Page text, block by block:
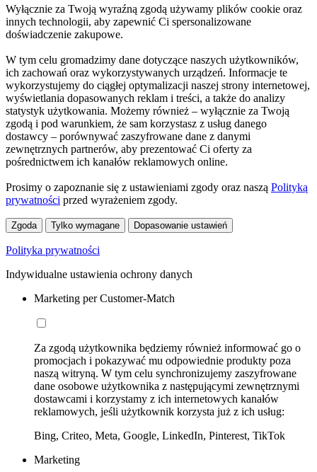
Wyłącznie za Twoją wyraźną zgodą używamy plików cookie oraz
innych technologii, aby zapewnić Ci spersonalizowane
doświadczenie zakupowe.
W tym celu gromadzimy dane dotyczące naszych użytkowników,
ich zachowań oraz wykorzystywanych urządzeń. Informacje te
wykorzystujemy do ciągłej optymalizacji naszej strony internetowej,
wyświetlania dopasowanych reklam i treści, a także do analizy
statystyk użytkowania. Możemy również – wyłącznie za Twoją
zgodą i pod warunkiem, że sam korzystasz z usług danego
dostawcy – porównywać zaszyfrowane dane z danymi
zewnętrznych partnerów, aby prezentować Ci oferty za
pośrednictwem ich kanałów reklamowych online.
Prosimy o zapoznanie się z ustawieniami zgody oraz naszą Polityką
prywatności przed wyrażeniem zgody.
Zgoda Tylko wymagane Dopasowanie ustawień
Polityka prywatności
Indywidualne ustawienia ochrony danych
Marketing per Customer-Match
Za zgodą użytkownika będziemy również informować go o
promocjach i pokazywać mu odpowiednie produkty poza
naszą witryną. W tym celu synchronizujemy zaszyfrowane
dane osobowe użytkownika z następującymi zewnętrznymi
dostawcami i korzystamy z ich internetowych kanałów
reklamowych, jeśli użytkownik korzysta już z ich usług:
Bing, Criteo, Meta, Google, LinkedIn, Pinterest, TikTok
Marketing